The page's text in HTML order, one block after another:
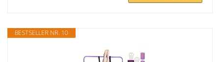
BESTSELLER NR. 10